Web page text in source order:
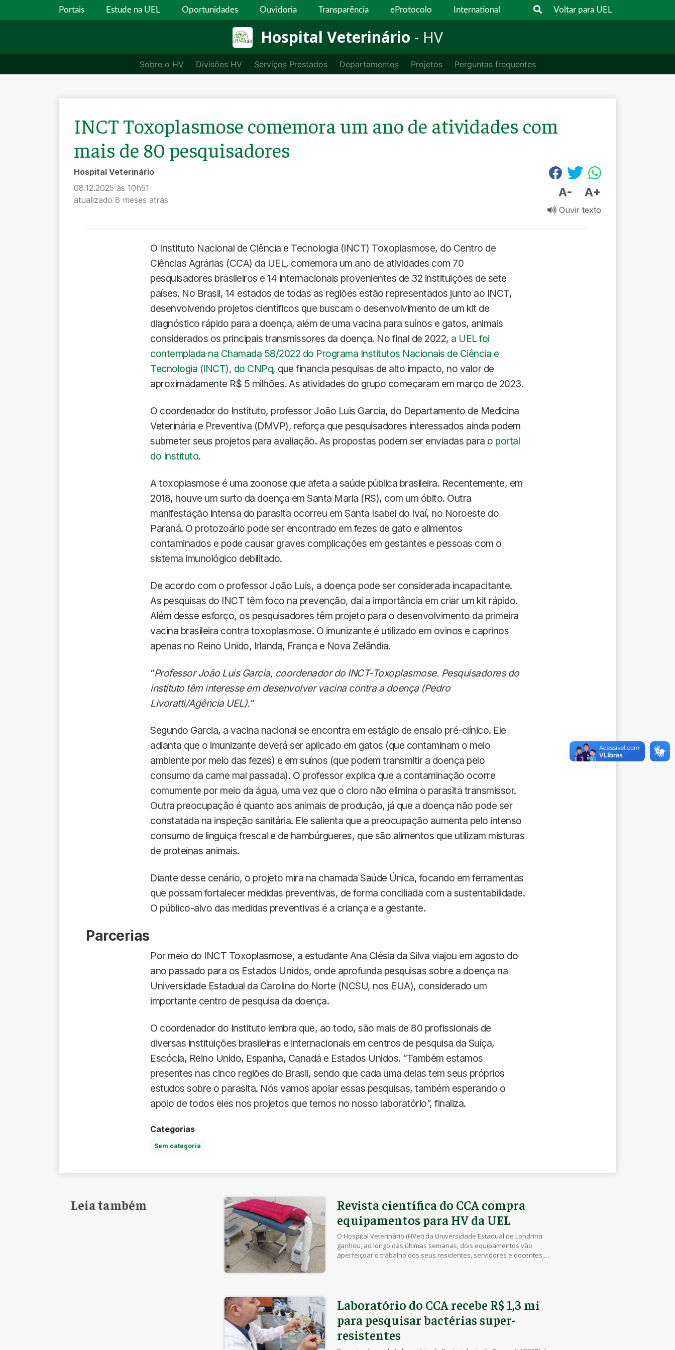
Portais Estude na UEL Oportunidades Ouvidoria Transparência eProtocolo International Voltar para UEL
Hospital Veterinário - HV
Sobre o HV Divisões HV Serviços Prestados Departamentos Projetos Perguntas frequentes
INCT Toxoplasmose comemora um ano de atividades com
mais de 80 pesquisadores
Hospital Veterinário
08.12.2025 às 10h51
atualizado 8 meses atrás
A- A+
Ouvir texto
O Instituto Nacional de Ciência e Tecnologia (INCT) Toxoplasmose, do Centro de
Ciências Agrárias (CCA) da UEL, comemora um ano de atividades com 70
pesquisadores brasileiros e 14 internacionais provenientes de 32 instituições de sete
países. No Brasil, 14 estados de todas as regiões estão representados junto ao INCT,
desenvolvendo projetos científicos que buscam o desenvolvimento de um kit de
diagnóstico rápido para a doença, além de uma vacina para suínos e gatos, animais
considerados os principais transmissores da doença. No final de 2022, a UEL foi
contemplada na Chamada 58/2022 do Programa Institutos Nacionais de Ciência e
Tecnologia (INCT), do CNPq, que financia pesquisas de alto impacto, no valor de
aproximadamente R$ 5 milhões. As atividades do grupo começaram em março de 2023.
O coordenador do Instituto, professor João Luis Garcia, do Departamento de Medicina
Veterinária e Preventiva (DMVP), reforça que pesquisadores interessados ainda podem
submeter seus projetos para avaliação. As propostas podem ser enviadas para o portal
do Instituto.
A toxoplasmose é uma zoonose que afeta a saúde pública brasileira. Recentemente, em
2018, houve um surto da doença em Santa Maria (RS), com um óbito. Outra
manifestação intensa do parasita ocorreu em Santa Isabel do Ivaí, no Noroeste do
Paraná. O protozoário pode ser encontrado em fezes de gato e alimentos
contaminados e pode causar graves complicações em gestantes e pessoas com o
sistema imunológico debilitado.
De acordo com o professor João Luis, a doença pode ser considerada incapacitante.
As pesquisas do INCT têm foco na prevenção, daí a importância em criar um kit rápido.
Além desse esforço, os pesquisadores têm projeto para o desenvolvimento da primeira
vacina brasileira contra toxoplasmose. O imunizante é utilizado em ovinos e caprinos
apenas no Reino Unido, Irlanda, França e Nova Zelândia.
“Professor João Luis Garcia, coordenador do INCT-Toxoplasmose. Pesquisadores do
instituto têm interesse em desenvolver vacina contra a doença (Pedro
Livoratti/Agência UEL).“
Segundo Garcia, a vacina nacional se encontra em estágio de ensaio pré-clínico. Ele
adianta que o imunizante deverá ser aplicado em gatos (que contaminam o meio
ambiente por meio das fezes) e em suínos (que podem transmitir a doença pelo
consumo da carne mal passada). O professor explica que a contaminação ocorre
comumente por meio da água, uma vez que o cloro não elimina o parasita transmissor.
Outra preocupação é quanto aos animais de produção, já que a doença não pode ser
constatada na inspeção sanitária. Ele salienta que a preocupação aumenta pelo intenso
consumo de linguiça frescal e de hambúrgueres, que são alimentos que utilizam misturas
de proteínas animais.
Diante desse cenário, o projeto mira na chamada Saúde Única, focando em ferramentas
que possam fortalecer medidas preventivas, de forma conciliada com a sustentabilidade.
O público-alvo das medidas preventivas é a criança e a gestante.
Parcerias
Por meio do INCT Toxoplasmose, a estudante Ana Clésia da Silva viajou em agosto do
ano passado para os Estados Unidos, onde aprofunda pesquisas sobre a doença na
Universidade Estadual da Carolina do Norte (NCSU, nos EUA), considerado um
importante centro de pesquisa da doença.
O coordenador do Instituto lembra que, ao todo, são mais de 80 profissionais de
diversas instituições brasileiras e internacionais em centros de pesquisa da Suíça,
Escócia, Reino Unido, Espanha, Canadá e Estados Unidos. “Também estamos
presentes nas cinco regiões do Brasil, sendo que cada uma delas tem seus próprios
estudos sobre o parasita. Nós vamos apoiar essas pesquisas, também esperando o
apoio de todos eles nos projetos que temos no nosso laboratório”, finaliza.
Categorias
Sem categoria
Leia também
Revista científica do CCA compra
equipamentos para HV da UEL
O Hospital Veterinário (HVet) da Universidade Estadual de Londrina
ganhou, ao longo das últimas semanas, dois equipamentos vão
aperfeiçoar o trabalho dos seus residentes, servidores e docentes,
revista SEMINA: Ciências Agrárias, o Hospital Veterinário realizou a
Laboratório do CCA recebe R$ 1,3 mi
para pesquisar bactérias super-
resistentes